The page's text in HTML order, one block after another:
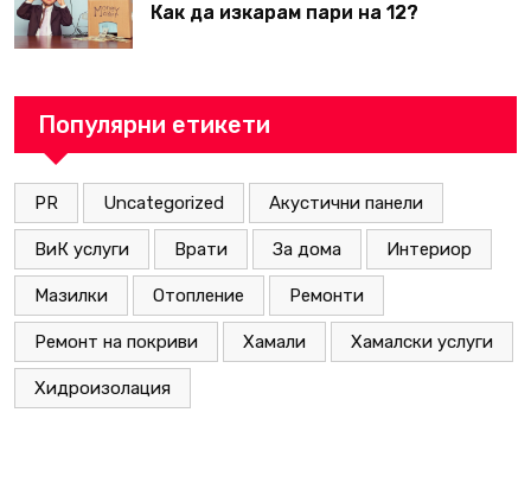
Как да изкарам пари на 12?
Популярни етикети
PR Uncategorized Акустични панели
ВиК услуги Врати За дома Интериор
Мазилки Отопление Ремонти
Ремонт на покриви Хамали Хамалски услуги
Хидроизолация